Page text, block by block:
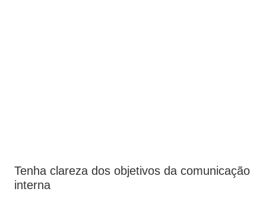
Tenha clareza dos objetivos da comunicação
interna